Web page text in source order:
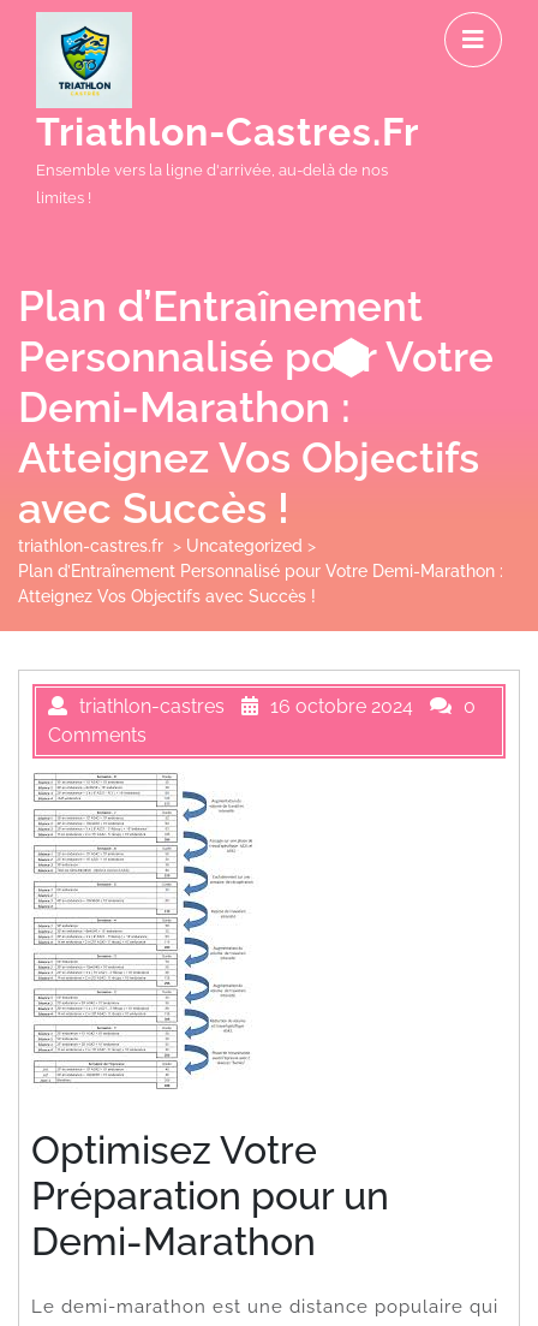
Triathlon-Castres.fr
Ensemble vers la ligne d'arrivée, au-delà de nos
limites !
Plan d’Entraînement
Personnalisé pour Votre
Demi-Marathon :
Atteignez Vos Objectifs
avec Succès !
triathlon-castres.fr > Uncategorized >
Plan d’Entraînement Personnalisé pour Votre Demi-Marathon :
Atteignez Vos Objectifs avec Succès !
triathlon-castres 16 octobre 2024
0
Comments
Optimisez Votre
Préparation pour un
Demi-Marathon
Le demi-marathon est une distance populaire qui